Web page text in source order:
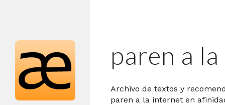
paren a
Archivo de textos y
paren a la internet en